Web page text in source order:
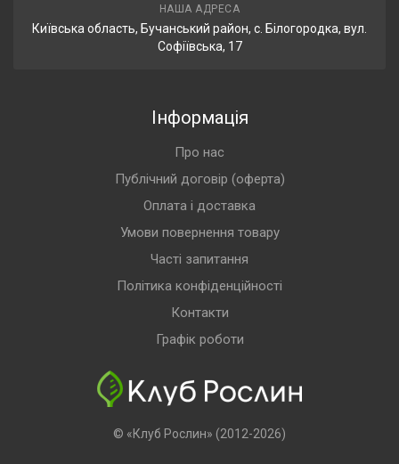
НАША АДРЕСА
Київська область, Бучанський район, с. Білогородка, вул.
Софіївська, 17
Інформація
Про нас
Публічний договір (оферта)
Оплата і доставка
Умови повернення товару
Часті запитання
Політика конфіденційності
Контакти
Графік роботи
© «Клуб Рослин» (2012-2026)